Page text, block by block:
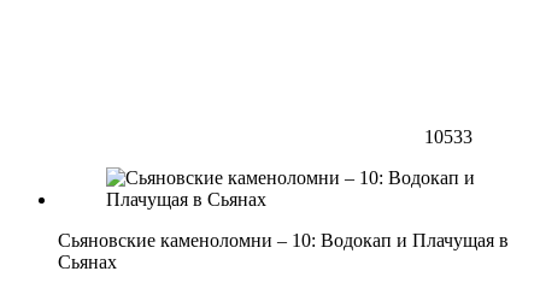
10533
Сьяновские каменоломни – 10: Водокап и Плачущая в
Сьянах